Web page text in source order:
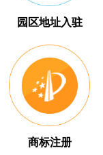
园区地址入驻
商标注册